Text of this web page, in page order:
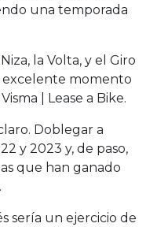
una temporada
la Volta, y el Giro
excelente momento
| Lease a Bike.
Doblegar a
y 2023 y, de paso,
que han ganado
sería un ejercicio de